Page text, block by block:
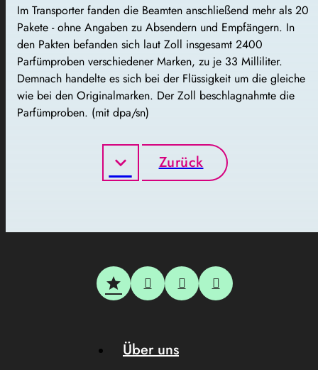
Im Transporter fanden die Beamten anschließend mehr als 20
Pakete - ohne Angaben zu Absendern und Empfängern. In
den Pakten befanden sich laut Zoll insgesamt 2400
Parfümproben verschiedener Marken, zu je 33 Milliliter.
Demnach handelte es sich bei der Flüssigkeit um die gleiche
wie bei den Originalmarken. Der Zoll beschlagnahmte die
Parfümproben. (mit dpa/sn)
Zurück
Über uns